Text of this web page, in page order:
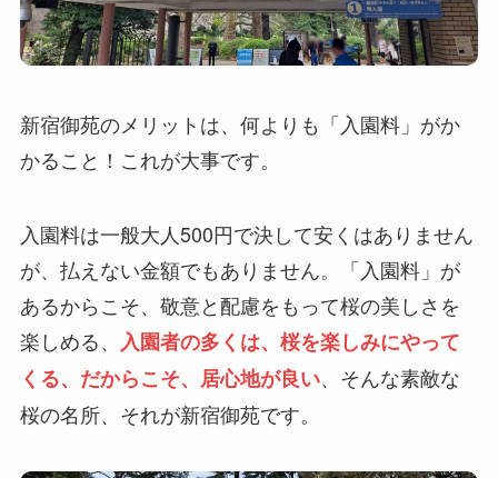
新宿御苑のメリットは、何よりも「入園料」がか
かること！これが大事です。
入園料は一般大人500円で決して安くはありません
が、払えない金額でもありません。「入園料」が
あるからこそ、敬意と配慮をもって桜の美しさを
楽しめる、 入園者の多くは、桜を楽しみにやって
くる、だからこそ、居心地が良い、そんな素敵な
桜の名所、それが新宿御苑です。